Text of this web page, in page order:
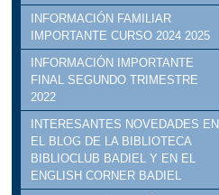
INFORMACIÓN FAMILIAR
IMPORTANTE CURSO 2024 2025
INFORMACIÓN IMPORTANTE
FINAL SEGUNDO TRIMESTRE
2022
INTERESANTES NOVEDADES EN
EL BLOG DE LA BIBLIOTECA
BIBLIOCLUB BADIEL Y EN EL
ENGLISH CORNER BADIEL